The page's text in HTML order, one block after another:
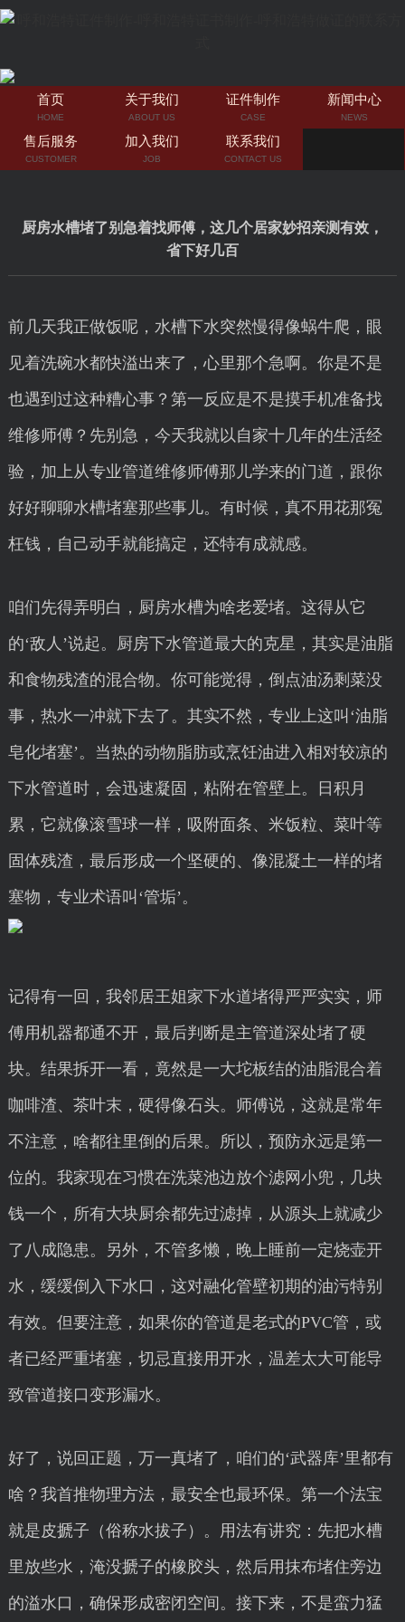
首页
HOME
关于我们
ABOUT US
证件制作
CASE
新闻中心
NEWS
售后服务
CUSTOMER
加入我们
JOB
联系我们
CONTACT US
厨房水槽堵了别急着找师傅，这几个居家妙招亲测有效，
省下好几百
前几天我正做饭呢，水槽下水突然慢得像蜗牛爬，眼
见着洗碗水都快溢出来了，心里那个急啊。你是不是
也遇到过这种糟心事？第一反应是不是摸手机准备找
维修师傅？先别急，今天我就以自家十几年的生活经
验，加上从专业管道维修师傅那儿学来的门道，跟你
好好聊聊水槽堵塞那些事儿。有时候，真不用花那冤
枉钱，自己动手就能搞定，还特有成就感。
咱们先得弄明白，厨房水槽为啥老爱堵。这得从它
的‘敌人’说起。厨房下水管道最大的克星，其实是油脂
和食物残渣的混合物。你可能觉得，倒点油汤剩菜没
事，热水一冲就下去了。其实不然，专业上这叫‘油脂
皂化堵塞’。当热的动物脂肪或烹饪油进入相对较凉的
下水管道时，会迅速凝固，粘附在管壁上。日积月
累，它就像滚雪球一样，吸附面条、米饭粒、菜叶等
固体残渣，最后形成一个坚硬的、像混凝土一样的堵
塞物，专业术语叫‘管垢’。
记得有一回，我邻居王姐家下水道堵得严严实实，师
傅用机器都通不开，最后判断是主管道深处堵了硬
块。结果拆开一看，竟然是一大坨板结的油脂混合着
咖啡渣、茶叶末，硬得像石头。师傅说，这就是常年
不注意，啥都往里倒的后果。所以，预防永远是第一
位的。我家现在习惯在洗菜池边放个滤网小兜，几块
钱一个，所有大块厨余都先过滤掉，从源头上就减少
了八成隐患。另外，不管多懒，晚上睡前一定烧壶开
水，缓缓倒入下水口，这对融化管壁初期的油污特别
有效。但要注意，如果你的管道是老式的PVC管，或
者已经严重堵塞，切忌直接用开水，温差太大可能导
致管道接口变形漏水。
好了，说回正题，万一真堵了，咱们的‘武器库’里都有
啥？我首推物理方法，最安全也最环保。第一个法宝
就是皮搋子（俗称水拔子）。用法有讲究：先把水槽
里放些水，淹没搋子的橡胶头，然后用抹布堵住旁边
的溢水口，确保形成密闭空间。接下来，不是蛮力猛